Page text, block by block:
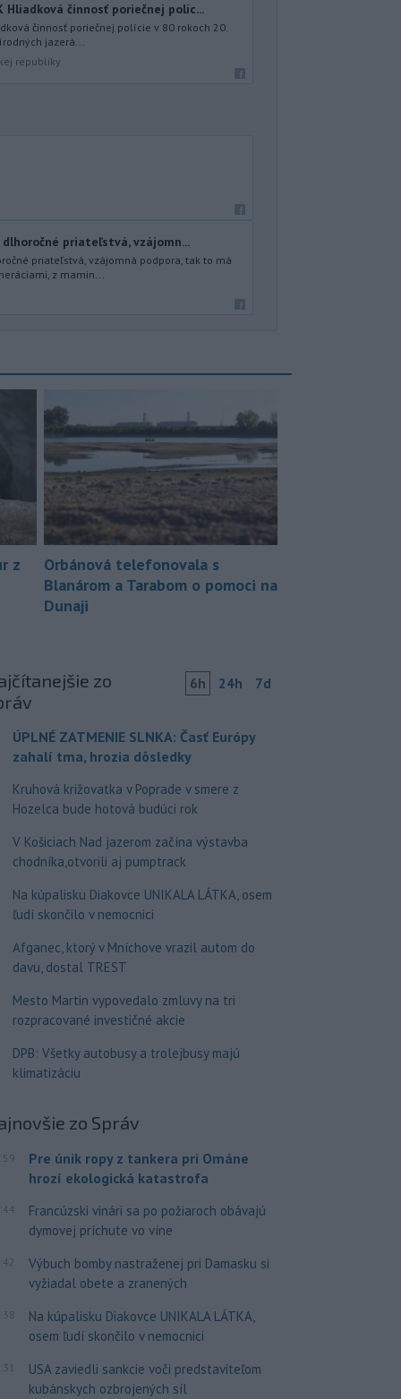
Hliadková činnosť poriečnej políc...
činnosť poriečnej polície v 80 rokoch 20.
jazerá...
republiky
priateľstvá, vzájomn...
priateľstvá, vzájomná podpora, tak to má
z mamin...
z
Orbánová telefonovala s
Blanárom a Tarabom o pomoci na
Dunaji
zo
6h 24h 7d
ÚPLNÉ ZATMENIE SLNKA: Časť Európy
zahalí tma, hrozia dôsledky
Kruhová križovatka v Poprade v smere z
Hozelca bude hotová budúci rok
V Košiciach Nad jazerom začína výstavba
chodníka,otvorili aj pumptrack
Na kúpalisku Diakovce UNIKALA LÁTKA, osem
ľudí skončilo v nemocnici
Afganec, ktorý v Mníchove vrazil autom do
davu, dostal TREST
Mesto Martin vypovedalo zmluvy na tri
rozpracované investičné akcie
DPB: Všetky autobusy a trolejbusy majú
klimatizáciu
zo Správ
Pre únik ropy z tankera pri Ománe
hrozí ekologická katastrofa
Francúzski vinári sa po požiaroch obávajú
dymovej príchute vo víne
Výbuch bomby nastraženej pri Damasku si
vyžiadal obete a zranených
Na kúpalisku Diakovce UNIKALA LÁTKA,
osem ľudí skončilo v nemocnici
USA zaviedli sankcie voči predstaviteľom
kubánskych ozbrojených síl